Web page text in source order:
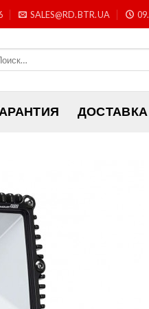
SALES@RD.BTR.UA
ДОСТАВКА